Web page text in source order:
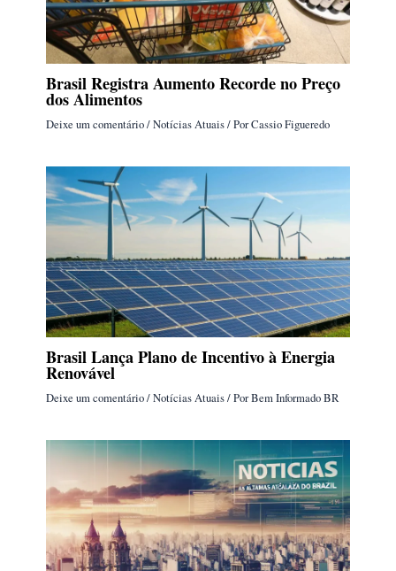
Brasil Registra Aumento Recorde no Preço
dos Alimentos
Deixe um comentário/Notícias Atuais/ PorCassio Figueredo
Brasil Lança Plano de Incentivo à Energia
Renovável
Deixe um comentário/Notícias Atuais/ PorBem Informado BR